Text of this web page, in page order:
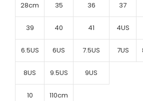
28cm 35 36 37
39 40 41 4US
6.5US 6US 7.5US 7US
8US 9.5US 9US
10 110cm